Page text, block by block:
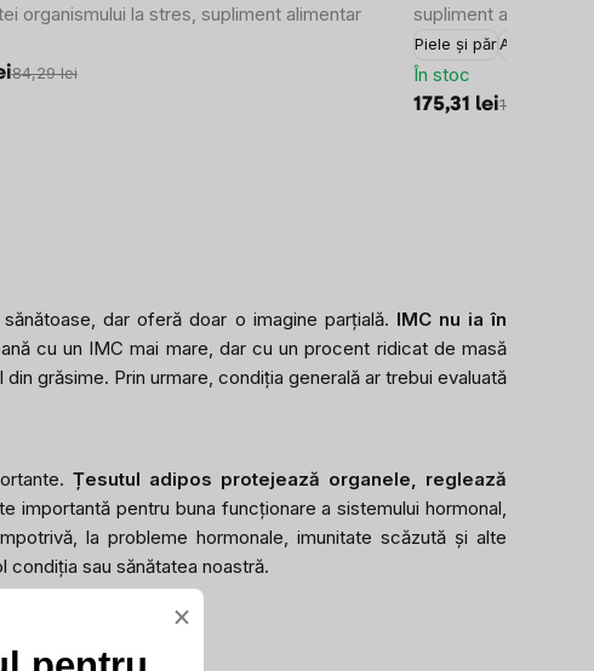
organismului la stres, supliment alimentar
84,29 lei
supliment alimentar
Piele și părAparat
În stoc
175,31 lei194,80 lei
dar oferă doar o imagine parțială. IMC nu ia în
cu un IMC mai mare, dar cu un procent ridicat de masă
grăsime. Prin urmare, condiția generală ar trebui evaluată
Țesutul adipos protejează organele, reglează
importantă pentru buna funcționare a sistemului hormonal,
la probleme hormonale, imunitate scăzută și alte
sau sănătatea noastră.
×